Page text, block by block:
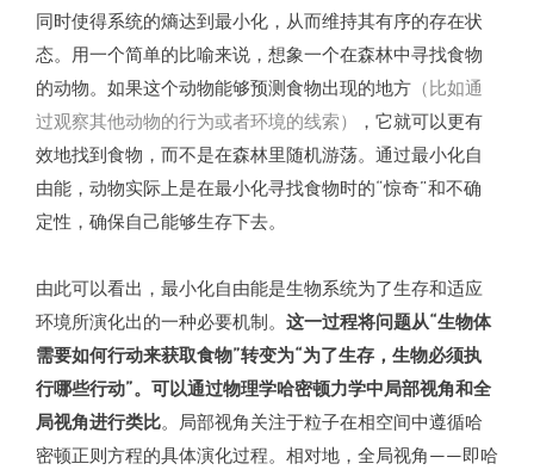
同时使得系统的熵达到最小化，从而维持其有序的存在状
态。用一个简单的比喻来说，想象一个在森林中寻找食物
的动物。如果这个动物能够预测食物出现的地方 （比如通
过观察其他动物的行为或者环境的线索）
，它就可以更有
效地找到食物，而不是在森林里随机游荡。通过最小化自
由能，动物实际上是在最小化寻找食物时的“惊奇”和不确
定性，确保自己能够生存下去。
由此可以看出，最小化自由能是生物系统为了生存和适应
环境所演化出的一种必要机制。 这一过程将问题从“生物体
需要如何行动来获取食物”转变为“为了生存，生物必须执
行哪些行动”。 可以通过物理学哈密顿力学中局部视角和全
局视角进行类比。局部视角关注于粒子在相空间中遵循哈
密顿正则方程的具体演化过程。相对地，全局视角——即哈